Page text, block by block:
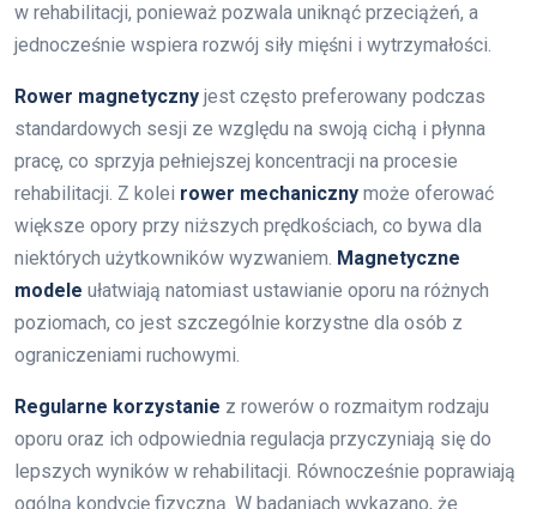
w rehabilitacji, ponieważ pozwala uniknąć przeciążeń, a
jednocześnie wspiera rozwój siły mięśni i wytrzymałości.
Rower magnetyczny jest często preferowany podczas
standardowych sesji ze względu na swoją cichą i płynna
pracę, co sprzyja pełniejszej koncentracji na procesie
rehabilitacji. Z kolei rower mechaniczny może oferować
większe opory przy niższych prędkościach, co bywa dla
niektórych użytkowników wyzwaniem. Magnetyczne
modele ułatwiają natomiast ustawianie oporu na różnych
poziomach, co jest szczególnie korzystne dla osób z
ograniczeniami ruchowymi.
Regularne korzystanie z rowerów o rozmaitym rodzaju
oporu oraz ich odpowiednia regulacja przyczyniają się do
lepszych wyników w rehabilitacji. Równocześnie poprawiają
ogólną kondycję fizyczną. W badaniach wykazano, że